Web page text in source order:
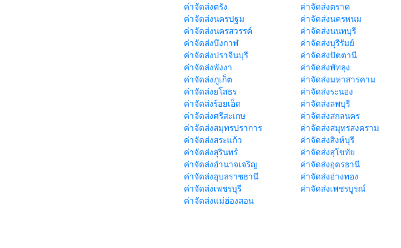
ค่าจัดส่งตรัง
ค่าจัดส่งตราด
ค่าจัดส่งนครปฐม
ค่าจัดส่งนครพนม
ค่าจัดส่งนครสวรรค์
ค่าจัดส่งนนทบุรี
ค่าจัดส่งบึงกาฬ
ค่าจัดส่งบุรีรัมย์
ค่าจัดส่งปราจีนบุรี
ค่าจัดส่งปัตตานี
ค่าจัดส่งพังงา
ค่าจัดส่งพัทลุง
ค่าจัดส่งภูเก็ต
ค่าจัดส่งมหาสารคาม
ค่าจัดส่งยโสธร
ค่าจัดส่งระนอง
ค่าจัดส่งร้อยเอ็ด
ค่าจัดส่งลพบุรี
ค่าจัดส่งศรีสะเกษ
ค่าจัดส่งสกลนคร
ค่าจัดส่งสมุทรปราการ
ค่าจัดส่งสมุทรสงคราม
ค่าจัดส่งสระแก้ว
ค่าจัดส่งสิงห์บุรี
ค่าจัดส่งสุรินทร์
ค่าจัดส่งสุโขทัย
ค่าจัดส่งอำนาจเจริญ
ค่าจัดส่งอุดรธานี
ค่าจัดส่งอุบลราชธานี
ค่าจัดส่งอ่างทอง
ค่าจัดส่งเพชรบุรี
ค่าจัดส่งเพชรบูรณ์
ค่าจัดส่งแม่ฮ่องสอน